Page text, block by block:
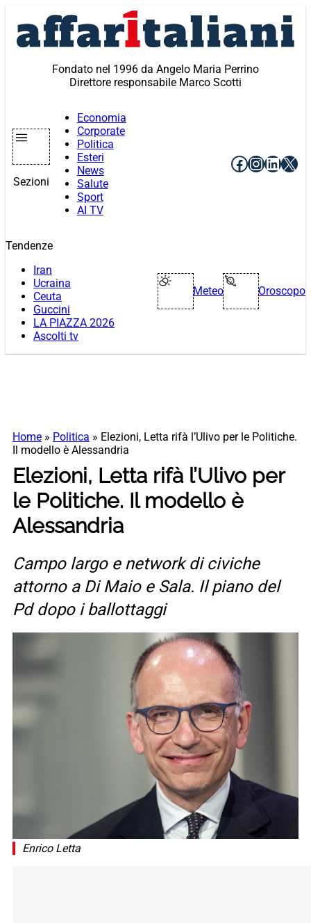
contenuto
Fondato nel 1996 da Angelo Maria Perrino
Direttore responsabile Marco Scotti
Sezioni
Economia
Corporate
Politica
Esteri
News
Salute
Sport
AI TV
Facebook
X
Tendenze
Iran
Ucraina
Ceuta
Guccini
LA PIAZZA 2026
Ascolti tv
Meteo Oroscopo
Home » Politica » Elezioni, Letta rifà l’Ulivo per le Politiche.
Il modello è Alessandria
Elezioni, Letta rifà l’Ulivo per
le Politiche. Il modello è
Alessandria
Campo largo e network di civiche
attorno a Di Maio e Sala. Il piano del
Pd dopo i ballottaggi
Enrico Letta